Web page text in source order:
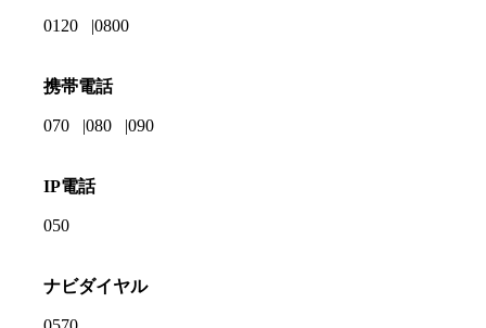
0120 0800
携帯電話
070 080 090
IP電話
050
ナビダイヤル